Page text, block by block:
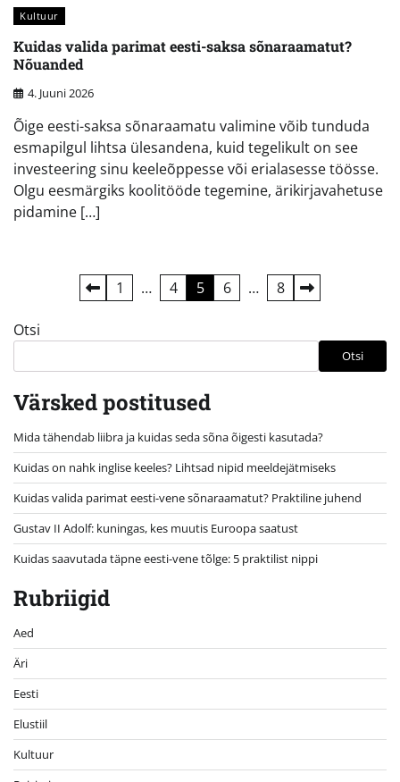
Kultuur
Kuidas valida parimat eesti-saksa sõnaraamatut?
Nõuanded
4. Juuni 2026
Õige eesti-saksa sõnaraamatu valimine võib tunduda
esmapilgul lihtsa ülesandena, kuid tegelikult on see
investeering sinu keeleõppesse või erialasesse töösse.
Olgu eesmärgiks koolitööde tegemine, ärikirjavahetuse
pidamine […]
Postituste
leheküljendus
1 … 4 5 6 … 8
Otsi
Otsi
Värsked postitused
Mida tähendab liibra ja kuidas seda sõna õigesti kasutada?
Kuidas on nahk inglise keeles? Lihtsad nipid meeldejätmiseks
Kuidas valida parimat eesti-vene sõnaraamatut? Praktiline juhend
Gustav II Adolf: kuningas, kes muutis Euroopa saatust
Kuidas saavutada täpne eesti-vene tõlge: 5 praktilist nippi
Rubriigid
Aed
Äri
Eesti
Elustiil
Kultuur